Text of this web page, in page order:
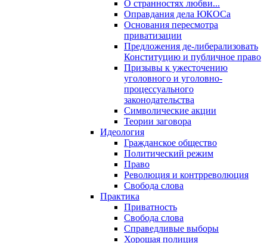
О странностях любви...
Оправдания дела ЮКОСа
Основания пересмотра
приватизации
Предложения де-либерализовать
Конституцию и публичное право
Призывы к ужесточению
уголовного и уголовно-
процессуального
законодательства
Символические акции
Теории заговора
Идеология
Гражданское общество
Политический режим
Право
Революция и контрреволюция
Свобода слова
Практика
Приватность
Свобода слова
Справедливые выборы
Хорошая полиция